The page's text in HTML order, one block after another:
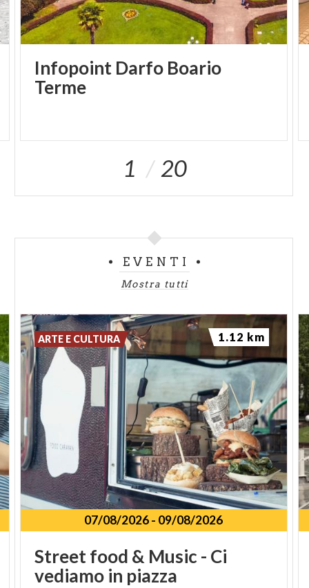
Infopoint Darfo Boario
Terme
1 20
EVENTI
Mostra tutti
07/08/2026- 09/08/2026
Streetfood & Music - Ci
vediamo in piazza
ARTE E CULTURA 1.12 km